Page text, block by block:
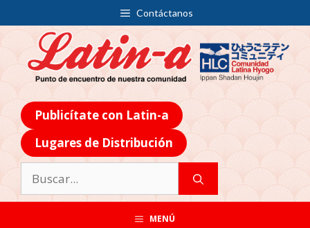
Contáctanos
Publicítate con Latin-a
Lugares de Distribución
MENÚ